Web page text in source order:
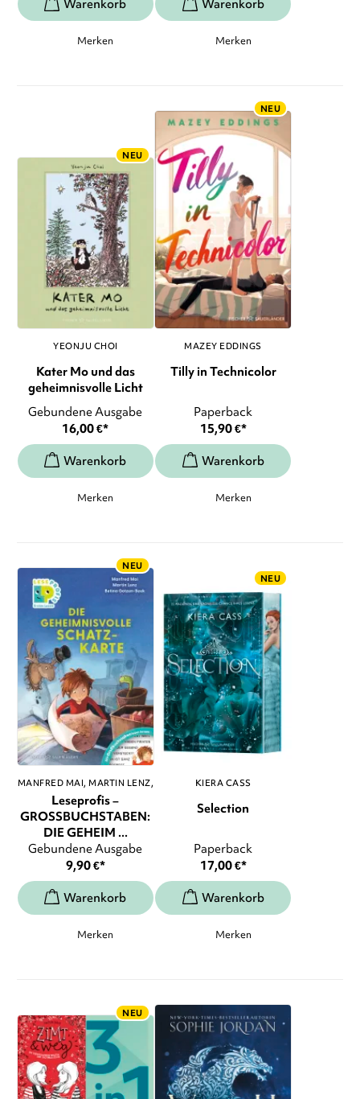
Merken Merken
NEU
YEONJU CHOI
Kater Mo und das
geheimnisvolle Licht
Gebundene Ausgabe
16,00€*
Merken
NEU
MAZEY EDDINGS
Tilly in Technicolor
Paperback
15,90€*
Merken
NEU
MANFRED MAI MARTIN LENZ,
Leseprofis –
GROSSBUCHSTABEN:
DIE GEHEIM ...
Gebundene Ausgabe
9,90€*
Merken
NEU
KIERA CASS
Selection
Paperback
17,00€*
Merken
NEU